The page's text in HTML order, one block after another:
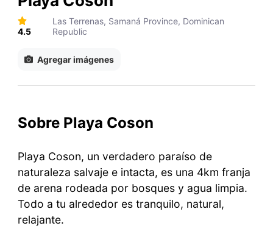
4.5
Las Terrenas, Samaná Province, Dominican
Republic
Agregar imágenes
Sobre Playa Coson
Playa Coson, un verdadero paraíso de
naturaleza salvaje e intacta, es una 4km franja
de arena rodeada por bosques y agua limpia.
Todo a tu alrededor es tranquilo, natural,
relajante.